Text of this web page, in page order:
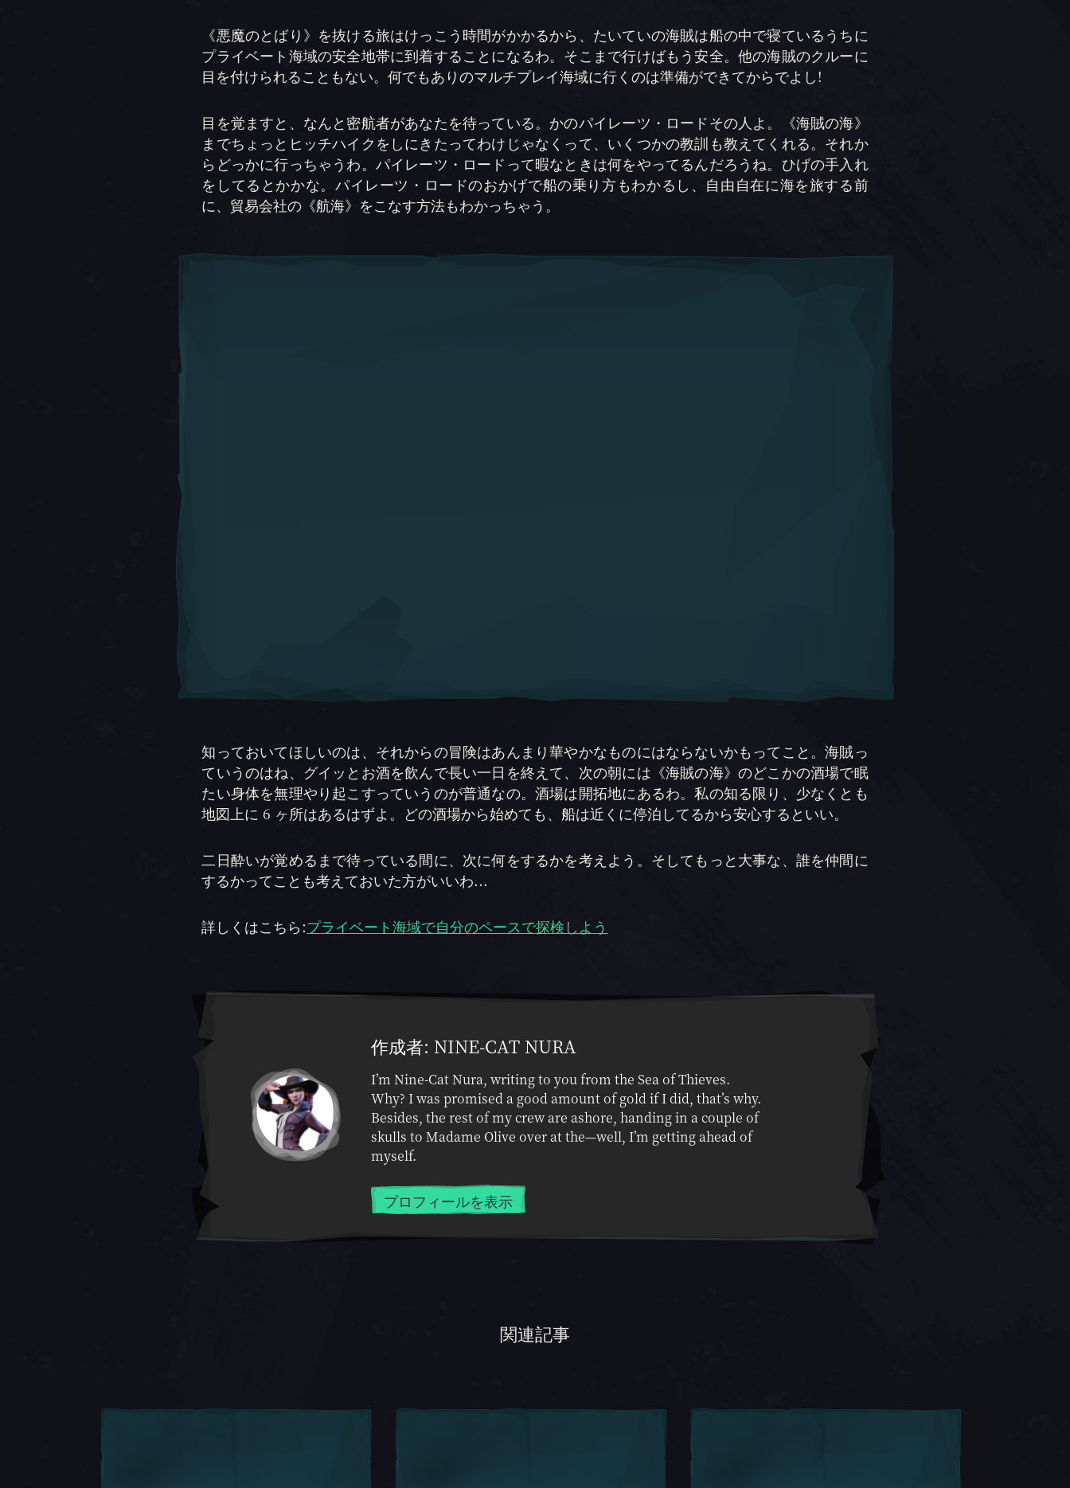
《悪魔のとばり》を抜ける旅はけっこう時間がかかるから、たいていの海賊は船の中で寝ているうちに
プライベート海域の安全地帯に到着することになるわ。そこまで行けばもう安全。他の海賊のクルーに
目を付けられることもない。何でもありのマルチプレイ海域に行くのは準備ができてからでよし!
目を覚ますと、なんと密航者があなたを待っている。かのパイレーツ・ロードその人よ。《海賊の海》
までちょっとヒッチハイクをしにきたってわけじゃなくって、いくつかの教訓も教えてくれる。それか
らどっかに行っちゃうわ。パイレーツ・ロードって暇なときは何をやってるんだろうね。ひげの手入れ
をしてるとかかな。パイレーツ・ロードのおかげで船の乗り方もわかるし、自由自在に海を旅する前
に、貿易会社の《航海》をこなす方法もわかっちゃう。
知っておいてほしいのは、それからの冒険はあんまり華やかなものにはならないかもってこと。海賊っ
ていうのはね、グイッとお酒を飲んで長い一日を終えて、次の朝には《海賊の海》のどこかの酒場で眠
たい身体を無理やり起こすっていうのが普通なの。酒場は開拓地にあるわ。私の知る限り、少なくとも
地図上に 6 ヶ所はあるはずよ。どの酒場から始めても、船は近くに停泊してるから安心するといい。
二日酔いが覚めるまで待っている間に、次に何をするかを考えよう。そしてもっと大事な、誰を仲間に
するかってことも考えておいた方がいいわ...
詳しくはこちら:プライベート海域で自分のペースで探検しよう
作成者: NINE-CAT NURA
I’m Nine-Cat Nura, writing to you from the Sea of Thieves.
Why? I was promised a good amount of gold if I did, that’s why.
Besides, the rest of my crew are ashore, handing in a couple of
skulls to Madame Olive over at the—well, I’m getting ahead of
myself.
プロフィールを表示
関連記事